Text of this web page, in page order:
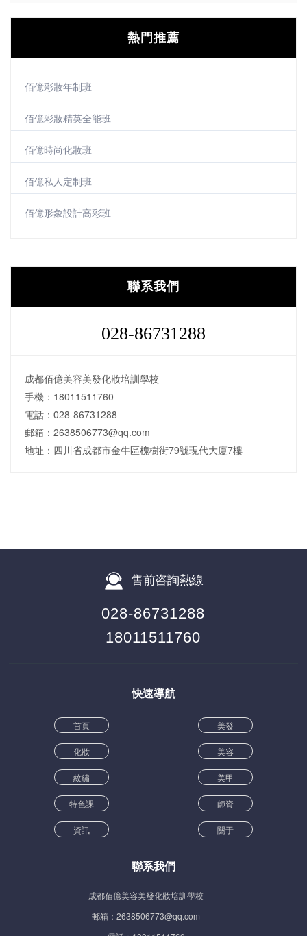
熱門推薦
佰億彩妝年制班
佰億彩妝精英全能班
佰億時尚化妝班
佰億私人定制班
佰億形象設計高彩班
聯系我們
028-86731288
成都佰億美容美發化妝培訓學校
手機：18011511760
電話：028-86731288
郵箱：2638506773@qq.com
地址：四川省成都市金牛區槐樹街79號現代大廈7樓
售前咨詢熱線
028-86731288
18011511760
快速導航
首頁 美發
化妝 美容
紋繡 美甲
特色課 師資
資訊 關于
聯系我們
成都佰億美容美發化妝培訓學校
郵箱：2638506773@qq.com